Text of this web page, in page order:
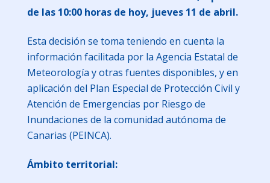
de las 10:00 horas de hoy, jueves 11 de abril.
Esta decisión se toma teniendo en cuenta la
información facilitada por la Agencia Estatal de
Meteorología y otras fuentes disponibles, y en
aplicación del Plan Especial de Protección Civil y
Atención de Emergencias por Riesgo de
Inundaciones de la comunidad autónoma de
Canarias (PEINCA).
Ámbito territorial: